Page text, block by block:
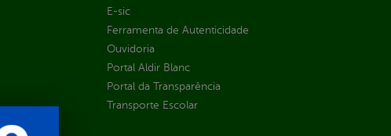
E-sic
Ferramenta de Autenticidade
Ouvidoria
Portal Aldir Blanc
Portal da Transparência
Transporte Escolar